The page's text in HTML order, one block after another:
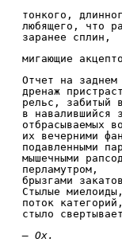
тонкого,
любящего, что
заранее сплин,
мигающие
Отчет на заднем
дренаж
рельс, забитый
в навалившийся
отбрасываемых
их вечерними
подавленными
мышечными
перламутром,
брызгами
Стылые миелоиды,
поток категорий,
стыло
— Ох.